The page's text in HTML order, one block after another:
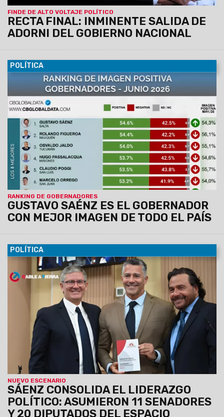
FINDE DE ALTO VOLTAJE POLÍTICO
RECTA FINAL: INMINENTE SALIDA DE
ADORNI DEL GOBIERNO NACIONAL
POLÍTICA
RANKING DE GOBERNADORES
GUSTAVO SAÉNZ ES EL GOBERNADOR
CON MEJOR IMAGEN DE TODO EL PAÍS
16/06/2026 Así se desprende del estudio que hace CB
Global Data desde 2020. Evalúa las imágenes de los 24
mandatarios locales en sus provincias.
Salta, Gustavo Sáenz alcanza un 54,6% de imagen
positiva: en el otro extremo, Axel Kicillof quedó en el
último lugar.
POLÍTICA
NUEVO ESCENARIO
SÁENZ CONSOLIDA EL LIDERAZGO
POLÍTICO: ASUMIERON 11 SENADORES
Y 20 DIPUTADOS DEL ESPACIO
25/11/2025
Tras prestar juramento los nuevos senadores y
diputados provinciales,
el oficialismo ratificó su victoria
de mayo al asegurarse 11 de las 12 bancas en el Senado
y 20 de 30 en Diputados.
La nueva conformación de la
Legislatura dará continuidad a la agenda política e
institucional para el nuevo ciclo de cuatro años.